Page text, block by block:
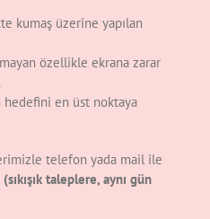
kumaş üzerine yapılan
özellikle ekrana zarar
hedefini en üst noktaya
telefon yada mail ile
taleplere, aynı gün